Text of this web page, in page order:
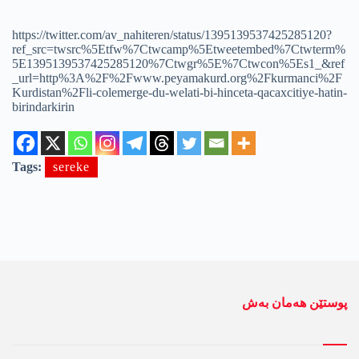
https://twitter.com/av_nahiteren/status/1395139537425285120?
ref_src=twsrc%5Etfw%7Ctwcamp%5Etweetembed%7Ctwterm%
5E1395139537425285120%7Ctwgr%5E%7Ctwcon%5Es1_&ref
_url=http%3A%2F%2Fwww.peyamakurd.org%2Fkurmanci%2F
Kurdistan%2Fli-colemerge-du-welati-bi-hinceta-qacaxcitiye-hatin-
birindarkirin
Tags: sereke
پوستێن ھەمان بەش